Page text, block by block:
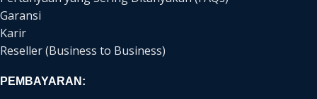
Garansi
Karir
Reseller (Business to Business)
PEMBAYARAN: